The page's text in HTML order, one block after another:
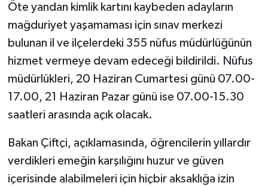
Öte yandan kimlik kartını kaybeden adayların
mağduriyet yaşamaması için sınav merkezi
bulunan il ve ilçelerdeki 355 nüfus müdürlüğünün
hizmet vermeye devam edeceği bildirildi. Nüfus
müdürlükleri, 20 Haziran Cumartesi günü 07.00-
17.00, 21 Haziran Pazar günü ise 07.00-15.30
saatleri arasında açık olacak.
Bakan Çiftçi, açıklamasında, öğrencilerin yıllardır
verdikleri emeğin karşılığını huzur ve güven
içerisinde alabilmeleri için hiçbir aksaklığa izin